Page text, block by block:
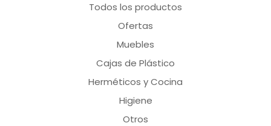
Todos los productos
Ofertas
Muebles
Cajas de Plástico
Herméticos y Cocina
Higiene
Otros